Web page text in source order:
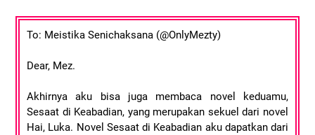
To: Meistika Senichaksana (@OnlyMezty)
Dear, Mez.
Akhirnya aku bisa juga membaca novel keduamu,
Sesaat di Keabadian, yang merupakan sekuel dari novel
Hai, Luka. Novel Sesaat di Keabadian aku dapatkan dari